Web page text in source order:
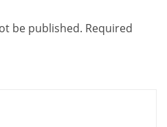
be published. Required